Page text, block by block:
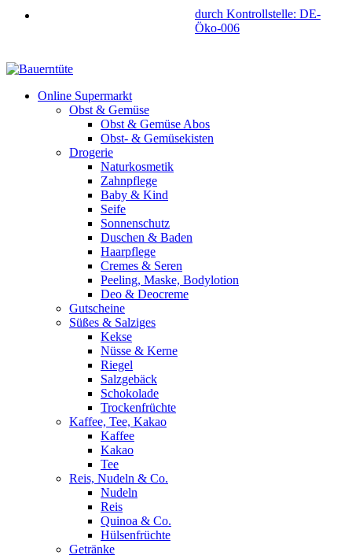
durch Kontrollstelle: DE-
Öko-006
Online Supermarkt
Obst & Gemüse
Obst & Gemüse Abos
Obst- & Gemüsekisten
Drogerie
Naturkosmetik
Zahnpflege
Baby & Kind
Seife
Sonnenschutz
Duschen & Baden
Haarpflege
Cremes & Seren
Peeling, Maske, Bodylotion
Deo & Deocreme
Gutscheine
Süßes & Salziges
Kekse
Nüsse & Kerne
Riegel
Salzgebäck
Schokolade
Trockenfrüchte
Kaffee, Tee, Kakao
Kaffee
Kakao
Tee
Reis, Nudeln & Co.
Nudeln
Reis
Quinoa & Co.
Hülsenfrüchte
Getränke